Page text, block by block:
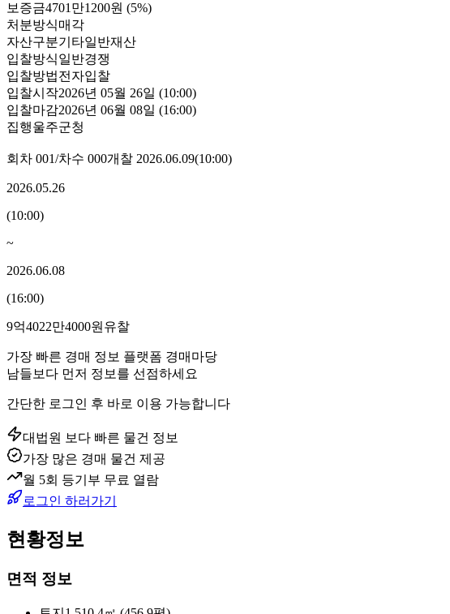
보증금4701만1200원 (5%)
처분방식매각
자산구분기타일반재산
입찰방식일반경쟁
입찰방법전자입찰
입찰시작2026년 05월 26일 (10:00)
입찰마감2026년 06월 08일 (16:00)
집행울주군청
회차 001/차수 000개찰 2026.06.09(10:00)
2026.05.26
(10:00)
~
2026.06.08
(16:00)
9억4022만4000원 유찰
가장 빠른 경매 정보 플랫폼 경매마당
남들보다 먼저 정보를 선점하세요
간단한 로그인 후 바로 이용 가능합니다
대법원 보다 빠른 물건 정보
가장 많은 경매 물건 제공
월 5회 등기부 무료 열람
로그인 하러가기
현황정보
면적 정보